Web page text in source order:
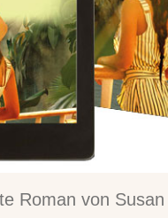
Roman von